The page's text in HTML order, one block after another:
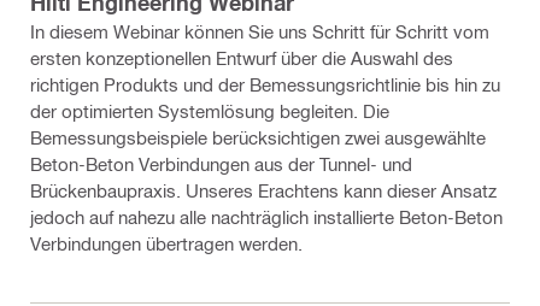
In diesem Webinar können Sie uns Schritt für Schritt vom
ersten konzeptionellen Entwurf über die Auswahl des
richtigen Produkts und der Bemessungsrichtlinie bis hin zu
der optimierten Systemlösung begleiten. Die
Bemessungsbeispiele berücksichtigen zwei ausgewählte
Beton-Beton Verbindungen aus der Tunnel- und
Brückenbaupraxis. Unseres Erachtens kann dieser Ansatz
jedoch auf nahezu alle nachträglich installierte Beton-Beton
Verbindungen übertragen werden.